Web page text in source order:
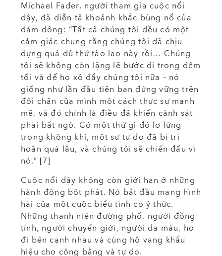
Michael Fader, người tham gia cuộc nổi
dậy, đã diễn tả khoảnh khắc bùng nổ của
đám đông: “Tất cả chúng tôi đều có một
cảm giác chung rằng chúng tôi đã chịu
đựng quá đủ thứ tào lao này rồi… Chúng
tôi sẽ không còn lặng lẽ bước đi trong đêm
tối và để họ xô đẩy chúng tôi nữa – nó
giống như lần đầu tiên bạn đứng vững trên
đôi chân của mình một cách thực sự mạnh
mẽ, và đó chính là điều đã khiến cảnh sát
phải bất ngờ. Có một thứ gì đó lơ lửng
trong không khí, một sự tự do đã bị trì
hoãn quá lâu, và chúng tôi sẽ chiến đấu vì
nó.” [7]
Cuộc nổi dậy không còn giới hạn ở những
hành động bột phát. Nó bắt đầu mang hình
hài của một cuộc biểu tình có ý thức.
Những thanh niên đường phố, người đồng
tính, người chuyển giới, người da màu, họ
đi bên cạnh nhau và cùng hô vang khẩu
hiệu cho công bằng và tự do.